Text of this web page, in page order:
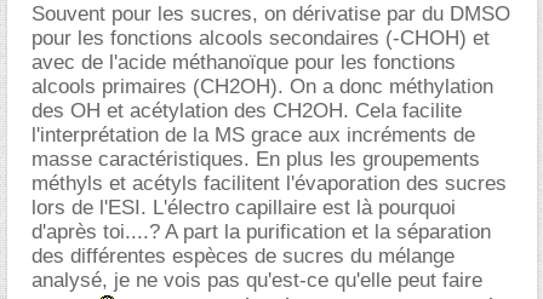
Souvent pour les sucres, on dérivatise par du DMSO
pour les fonctions alcools secondaires (-CHOH) et
avec de l'acide méthanoïque pour les fonctions
alcools primaires (CH2OH). On a donc méthylation
des OH et acétylation des CH2OH. Cela facilite
l'interprétation de la MS grace aux incréments de
masse caractéristiques. En plus les groupements
méthyls et acétyls facilitent l'évaporation des sucres
lors de l'ESI. L'électro capillaire est là pourquoi
d'après toi....? A part la purification et la séparation
des différentes espèces de sucres du mélange
analysé, je ne vois pas qu'est-ce qu'elle peut faire